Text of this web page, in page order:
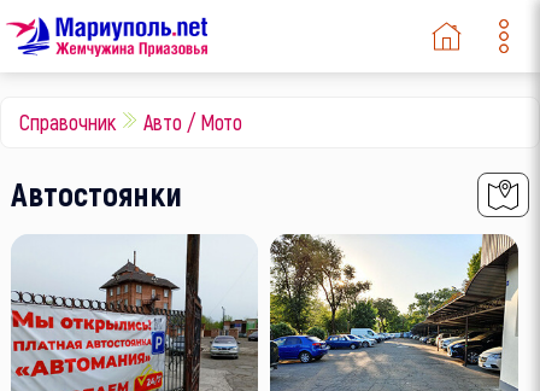
Справочник Авто / Мото
Автостоянки